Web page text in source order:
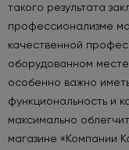
такого результата
профессионализме
качественной
оборудованном
особенно важно
функциональность и
максимально
магазине «Компании